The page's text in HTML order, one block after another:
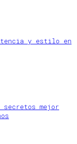
y estilo en
secretos mejor